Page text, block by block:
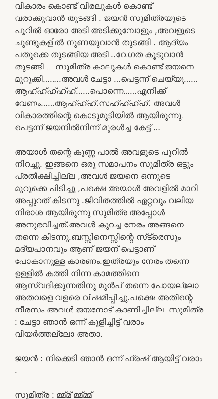
വികാരം കൊണ്ട് വിരലുകൾ കൊണ്ട്
വരാക്കുവാൻ തുടങ്ങി . ജയൻ സുമിത്രയുടെ
പൂറിൽ ഓരോ അടി അടിക്കുമ്പോളും ,അവളുടെ
ചുണ്ടുകളിൽ നുണയുവാൻ തുടങ്ങി . ആദ്യം
പതുക്കെ തുടങ്ങിയ അടി ..വേഗത കൂടുവാൻ
തുടങ്ങി ….സുമിത്ര കാലുകൾ കൊണ്ട് ജയനെ
മുറുക്കി……..അവൾ ചേട്ടാ …പെട്ടന്ന് ചെയ്യൂ……
ആഹ്ഹ്ഹ്ഹ്ഹ്……പൊന്നെ……എനിക്ക്
വേണം……ആഹ്ഹ്ഹ്.സഹ്ഹ്ഹ്ഹ്. അവൾ
വികാരത്തിന്റെ കൊടുമുടിയിൽ ആയിരുന്നു.
പെട്ടന്ന് ജയനിൽനിന്ന് മുരൾച്ച കേട്ട് …
അയാൾ തന്റെ കുണ്ണ പാൽ അവളുടെ പൂറിൽ
നിറച്ചു. ഇങ്ങനെ ഒരു സമാപനം സുമിത്ര ഒട്ടും
പ്രതീക്ഷിച്ചില്ല ,അവൾ ജയനെ ഒന്നുടെ
മുറുക്കെ പിടിച്ചു ,പക്ഷെ അയാൾ അവളിൽ മാറി
അപ്പുറത് കിടന്നു .ജീവിതത്തിൽ ഏറ്റവും വലിയ
നിരാശ ആയിരുന്നു സുമിത്ര അപ്പോൾ
അനുഭവിച്ചത്.അവൾ കുറച്ച നേരം അങ്ങനെ
തന്നെ കിടന്നു.ബസ്സിനെസ്സിന്റെ സ്‌ട്രെസും
മദ്യപാനവും ആണ് ജയന് പെട്ടാണ്
പോകാനുള്ള കാരണം.ഇത്രയും നേരം തന്നെ
ഉള്ളിൽ കത്തി നിന്ന കാമത്തിനെ
ആസ്വദിക്കുന്നതിനു മുൻപ് തന്നെ പോയല്ലോ
അതവളെ വളരെ വിഷമിപ്പിച്ചു.പക്ഷെ അതിന്റെ
നീരസം അവൾ ജയനോട് കാണിച്ചില്ല. സുമിത്ര
: ചേട്ടാ ഞാൻ ഒന്ന് കുളിച്ചിട്ട് വരാം
വിയർത്തല്ലോ അതാ.
ജയൻ : നിക്കെടി ഞാൻ ഒന്ന് ഫ്രഷ് ആയിട്ട് വരാം
.
സുമിത്ര : മ്മ്മ് മ്മ്മ്മ്